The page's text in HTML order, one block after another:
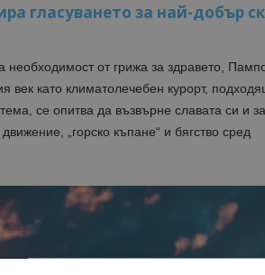
гласуването за най-добър
от грижа за здравето,
век като климатолечебен курорт,
се опитва да възвърне славата си и
„горско къпане“ и бягство сред